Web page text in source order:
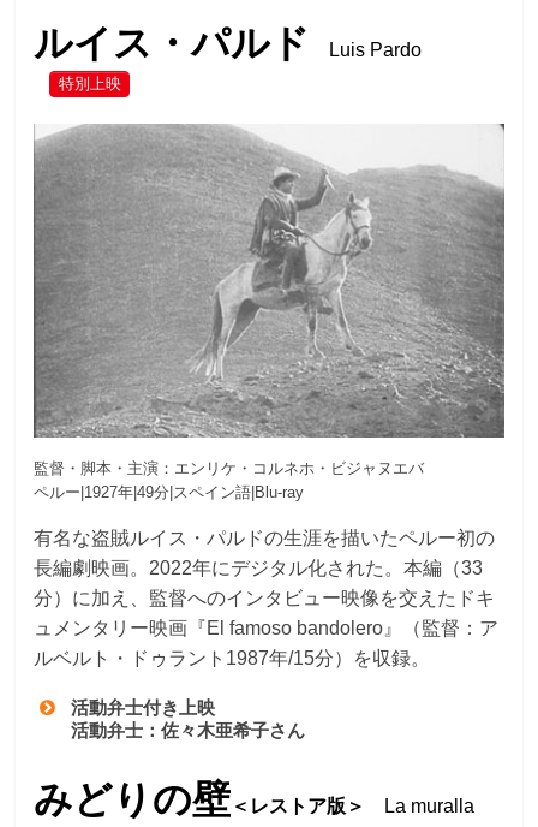
ルイス・パルド Luis Pardo
特別上映
監督・脚本・主演：エンリケ・コルネホ・ビジャヌエバ
ペルー|1927年|49分|スペイン語|Blu-ray
有名な盗賊ルイス・パルドの生涯を描いたペルー初の
長編劇映画。2022年にデジタル化された。本編（33
分）に加え、監督へのインタビュー映像を交えたドキ
ュメンタリー映画『El famoso bandolero』（監督：ア
ルベルト・ドゥラント1987年/15分）を収録。
活動弁士付き上映
活動弁士：佐々木亜希子さん
みどりの壁 ＜レストア版＞
La muralla